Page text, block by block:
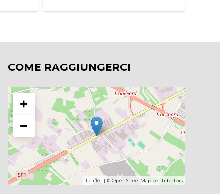
COME RAGGIUNGERCI
+
−
Leaflet| © OpenStreetMapcontributors